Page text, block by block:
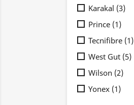
Karakal (3)
Prince (1)
Tecnifibre (1)
West Gut (5)
Wilson (2)
Yonex (1)